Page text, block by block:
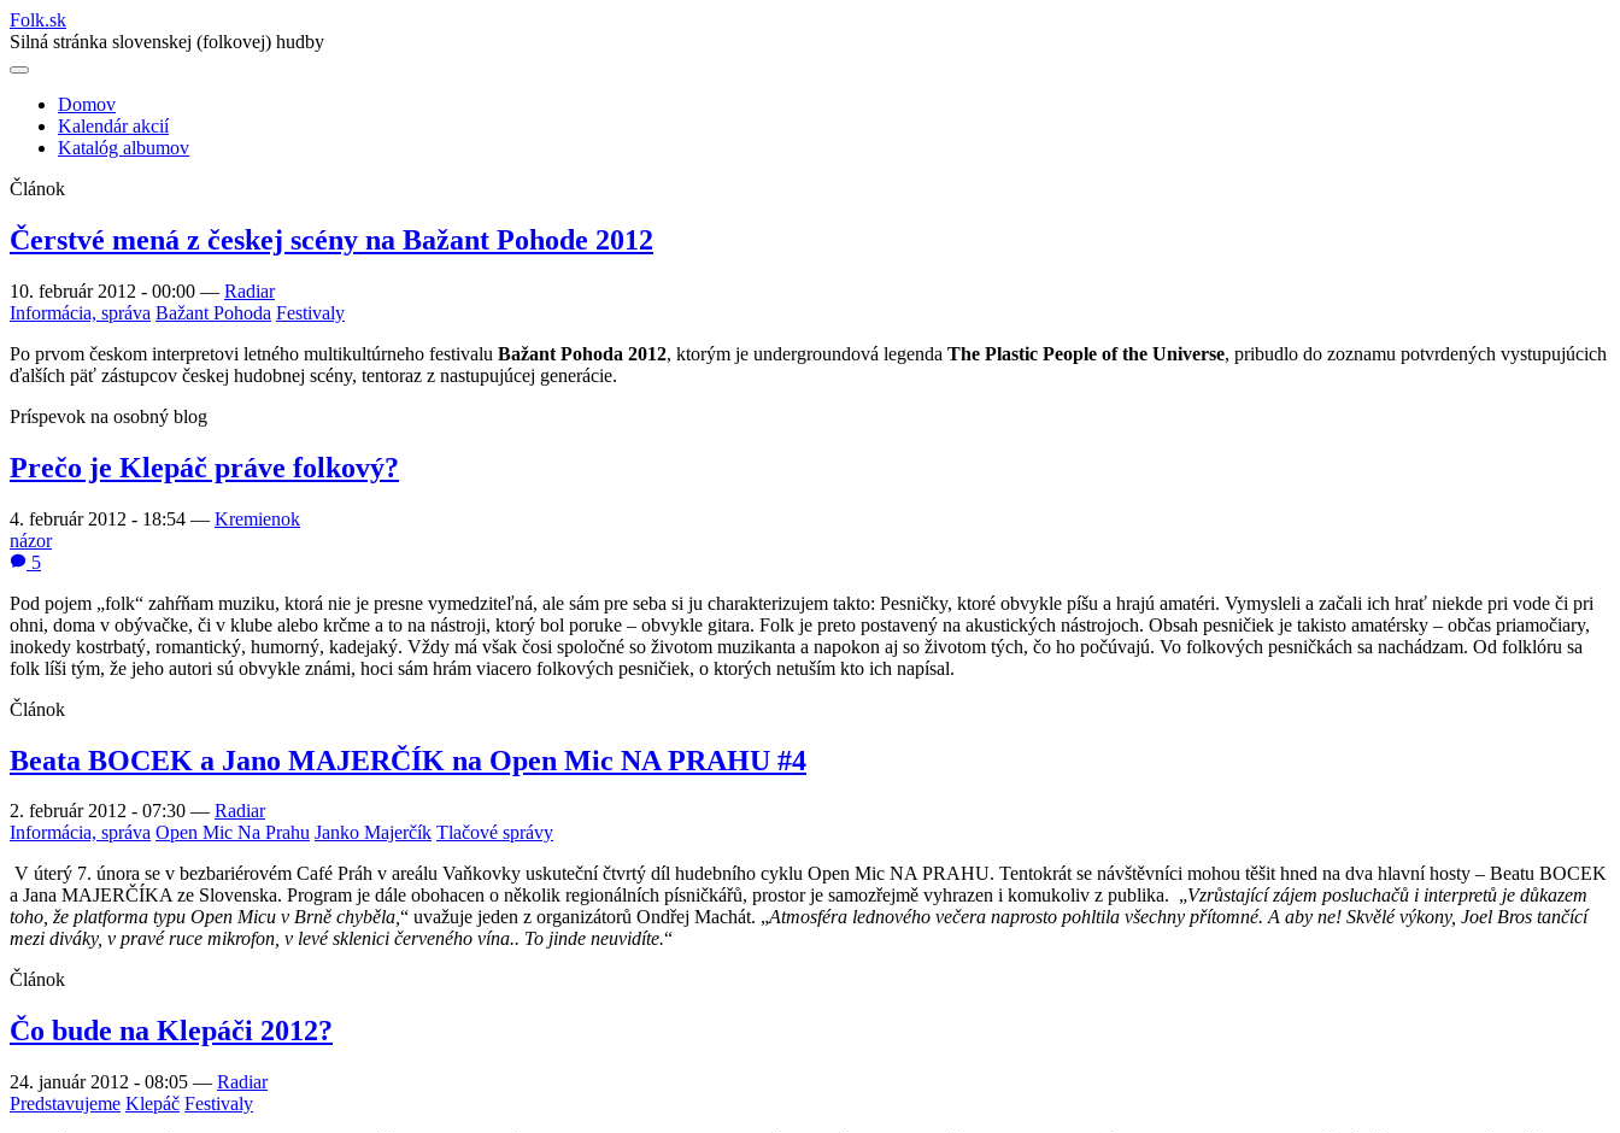
Folk.sk
Silná stránka slovenskej (folkovej) hudby
Main
navigation
Domov
Kalendár akcií
Katalóg albumov
Článok
Čerstvé mená z českej scény na Bažant Pohode 2012
10. február 2012 - 00:00 — Radiar
Informácia, správa Bažant Pohoda Festivaly
Po prvom českom interpretovi letného multikultúrneho festivalu Bažant Pohoda 2012, ktorým je undergroundová legenda The Plastic People of the Universe, pribudlo do zoznamu potvrdených vystupujúcich
ďalších päť zástupcov českej hudobnej scény, tentoraz z nastupujúcej generácie.
Príspevok na osobný blog
Prečo je Klepáč práve folkový?
4. február 2012 - 18:54 — Kremienok
názor
5
Pod pojem „folk“ zahŕňam muziku, ktorá nie je presne vymedziteľná, ale sám pre seba si ju charakterizujem takto: Pesničky, ktoré obvykle píšu a hrajú amatéri. Vymysleli a začali ich hrať niekde pri vode či pri
ohni, doma v obývačke, či v klube alebo krčme a to na nástroji, ktorý bol poruke – obvykle gitara. Folk je preto postavený na akustických nástrojoch. Obsah pesničiek je takisto amatérsky – občas priamočiary,
inokedy kostrbatý, romantický, humorný, kadejaký. Vždy má však čosi spoločné so životom muzikanta a napokon aj so životom tých, čo ho počúvajú. Vo folkových pesničkách sa nachádzam. Od folklóru sa
folk líši tým, že jeho autori sú obvykle známi, hoci sám hrám viacero folkových pesničiek, o ktorých netuším kto ich napísal.
Článok
Beata BOCEK a Jano MAJERČÍK na Open Mic NA PRAHU #4
2. február 2012 - 07:30 — Radiar
Informácia, správa Open Mic Na Prahu Janko Majerčík Tlačové správy
V úterý 7. února se v bezbariérovém Café Práh v areálu Vaňkovky uskuteční čtvrtý díl hudebního cyklu Open Mic NA PRAHU. Tentokrát se návštěvníci mohou těšit hned na dva hlavní hosty – Beatu BOCEK
a Jana MAJERČÍKA ze Slovenska. Program je dále obohacen o několik regionálních písničkářů, prostor je samozřejmě vyhrazen i komukoliv z publika. „Vzrůstající zájem posluchačů i interpretů je důkazem
toho, že platforma typu Open Micu v Brně chyběla,“ uvažuje jeden z organizátorů Ondřej Machát. „Atmosféra lednového večera naprosto pohltila všechny přítomné. A aby ne! Skvělé výkony, Joel Bros tančící
mezi diváky, v pravé ruce mikrofon, v levé sklenici červeného vína.. To jinde neuvidíte.“
Článok
Čo bude na Klepáči 2012?
24. január 2012 - 08:05 — Radiar
Predstavujeme Klepáč Festivaly